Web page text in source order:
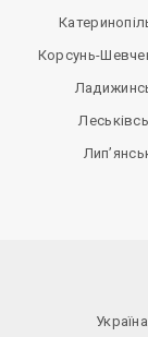
Корсунь-
Україна